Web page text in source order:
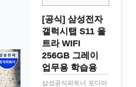
[공식] 삼성전자
갤럭시탭 S11 울
트라 WIFI
256GB 그레이
업무용 학습용
삼성공식파트너 포디아